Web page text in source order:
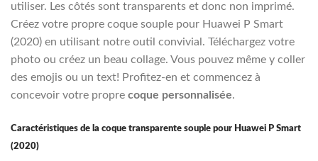
utiliser. Les côtés sont transparents et donc non imprimé.
Créez votre propre coque souple pour Huawei P Smart
(2020) en utilisant notre outil convivial. Téléchargez votre
photo ou créez un beau collage. Vous pouvez même y coller
des emojis ou un text! Profitez-en et commencez à
concevoir votre propre coque personnalisée.
Caractéristiques de la coque transparente souple pour Huawei P Smart
(2020)